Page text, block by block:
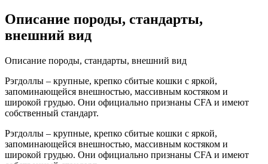
Описание породы, стандарты,
внешний вид
Описание породы, стандарты, внешний вид
Рэгдоллы – крупные, крепко сбитые кошки с яркой,
запоминающейся внешностью, массивным костяком и
широкой грудью. Они официально признаны CFA и имеют
собственный стандарт.
Рэгдоллы – крупные, крепко сбитые кошки с яркой,
запоминающейся внешностью, массивным костяком и
широкой грудью. Они официально признаны CFA и имеют